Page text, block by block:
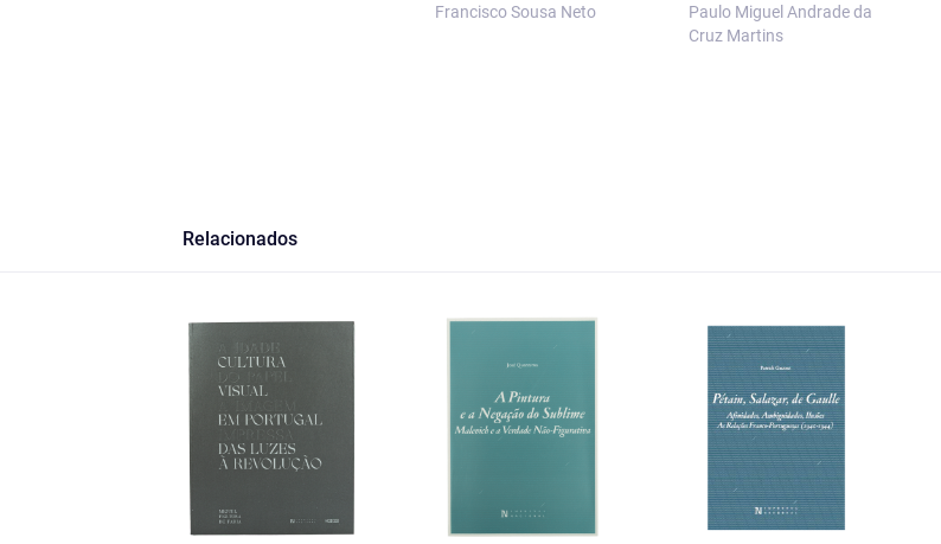
Francisco Sousa Neto
Paulo Miguel Andrade da
Cruz Martins
Relacionados